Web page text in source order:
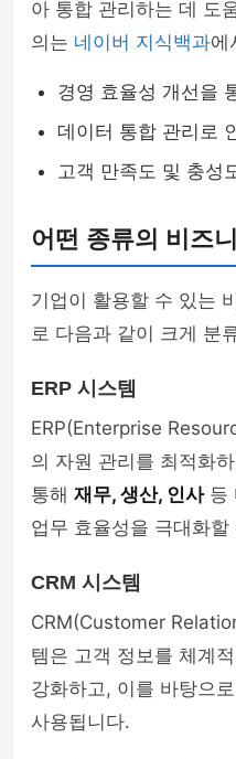
아 통합 관리하는 데 도
의는 네이버 지식백과에
경영 효율성 개선을
데이터 통합 관리로
고객 만족도 및 충성
어떤 종류의 비즈
기업이 활용할 수 있는
로 다음과 같이 크게 분
ERP 시스템
ERP(Enterprise
의 자원 관리를 최적화
통해 재무, 생산, 인사등
업무 효율성을 극대화할
CRM 시스템
CRM(Customer
템은 고객 정보를 체계
강화하고, 이를 바탕으
사용됩니다.